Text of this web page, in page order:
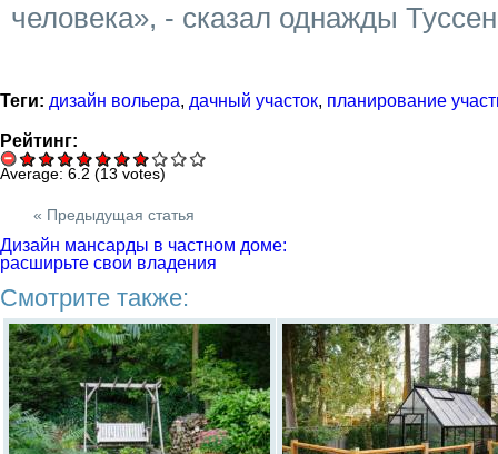
человека», - сказал однажды
Теги: дизайн вольера, дачный участок, планирование
Рейтинг:
Average: 6.2 (13 votes)
« Предыдущая статья
Дизайн мансарды в частном доме:
расширьте свои владения
Смотрите также: